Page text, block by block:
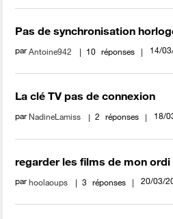
Pas de synchronisation
parAntoine942 10 réponses ‎14/
La clé TV pas de connexion
par NadineLamiss 2 réponses ‎18/
regarder les films de mon ordi
parhoolaoups 3 réponses ‎20/03/